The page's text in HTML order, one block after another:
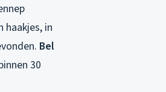
haakjes, in
Bel
30